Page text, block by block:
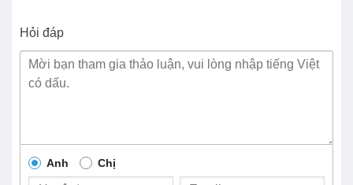
Hỏi đáp
Anh Chị